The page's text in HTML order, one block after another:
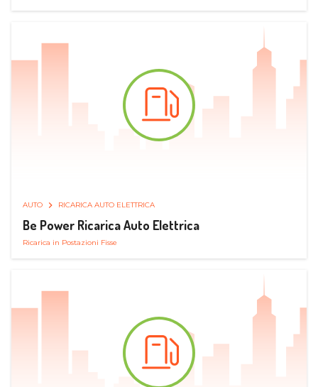
AUTO RICARICA AUTO ELETTRICA
Be Power Ricarica Auto Elettrica
Ricarica in Postazioni Fisse